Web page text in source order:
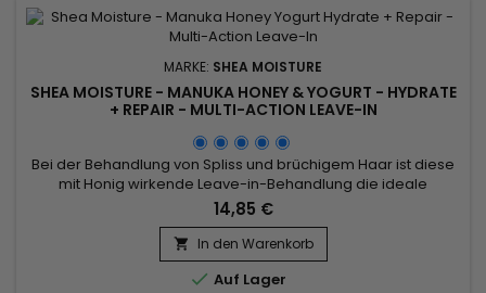
MARKE: SHEA MOISTURE
SHEA MOISTURE - MANUKA HONEY & YOGURT - HYDRATE
+ REPAIR - MULTI-ACTION LEAVE-IN
Bei der Behandlung von Spliss und brüchigem Haar ist diese
mit Honig wirkende Leave-in-Behandlung die ideale
Behandlung zur Haarreparatur.&nbsp; Es zieht schnell ein,
spendet Feuchtigkeit und schützt das Haar vor thermischen
Stylinggeräten.&nbsp; Dank seiner mit Honig und Sheabutter
angereicherten Formel stärkt das Shea Moisture Manuka
Honey Yogurt...
14,85 €
 In den Warenkorb
 Auf Lager